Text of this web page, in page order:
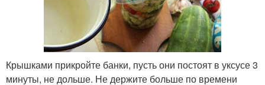
Крышками прикройте банки, пусть они постоят в уксусе 3
минуты, не дольше. Не держите больше по времени